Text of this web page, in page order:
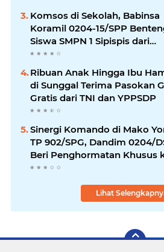
Komsos di Sekolah, Babinsa
Koramil 0204-15/SPP
Siswa SMPN 1 Sipispis dari
Bahaya Narkotika
Ribuan Anak Hingga Ibu
di Sunggal Terima Pasokan
Gratis dari TNI dan YPPSDP
Sinergi Komando di Mako
TP 902/SPG, Dandim 0204/
Beri Penghormatan Khusus
Menhan RI
Lihat